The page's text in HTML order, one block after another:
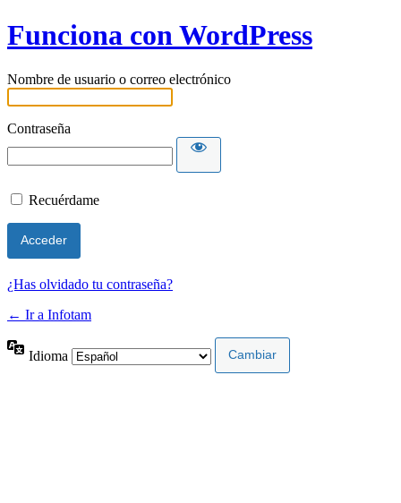
Funciona con WordPress
Nombre de usuario o correo electrónico
Contraseña
Recuérdame
¿Has olvidado tu contraseña?
← Ir a Infotam
Idioma